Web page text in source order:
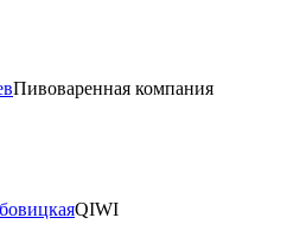
Пивоваренная компания
QIWI